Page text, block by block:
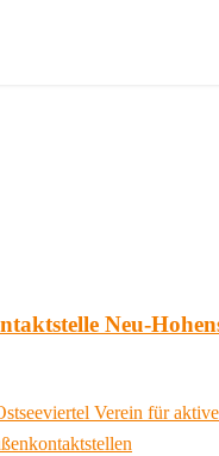
Neu-
Verein für